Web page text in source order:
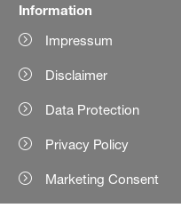
Information
Impressum
Disclaimer
Data Protection
Privacy Policy
Marketing Consent